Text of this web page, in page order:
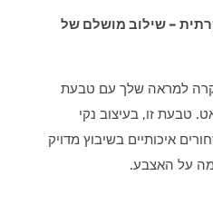
– שילוב מושלם של
למראה שלך עם טבעת
שחורים וזהב 14 קראט. טבעת זו, בעיצוב נקי
איכותיים בשיבוץ מדויק
על האצבע.